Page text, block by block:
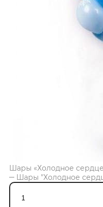
Шары «Холодное
Шары "Холодное